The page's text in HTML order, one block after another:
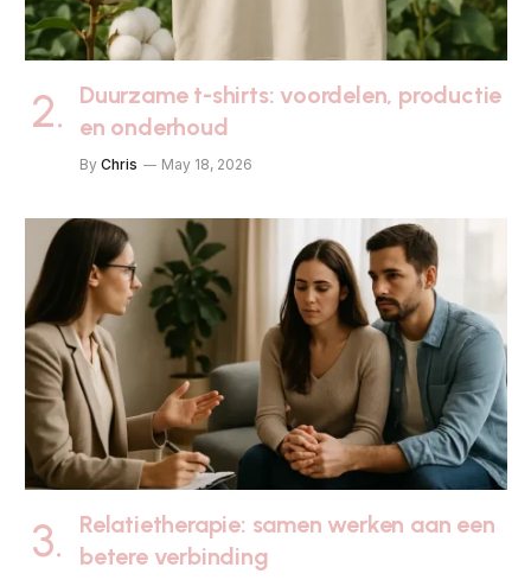
Duurzame t-shirts: voordelen, productie
en onderhoud
By Chris May 18, 2026
Relatietherapie: samen werken aan een
betere verbinding